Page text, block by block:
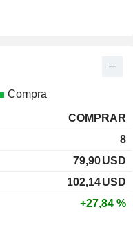
Compra
COMPRAR
8
79,90USD
102,14USD
+27,84 %